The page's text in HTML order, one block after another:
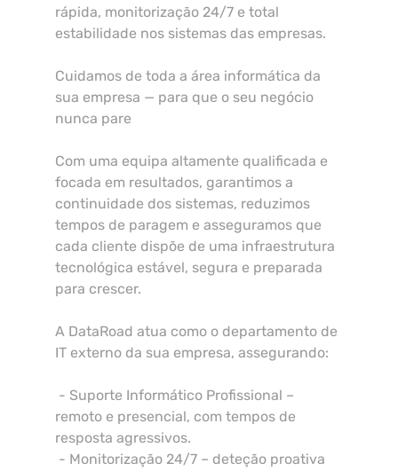
rápida, monitorização 24/7 e total
estabilidade nos sistemas das empresas.
Cuidamos de toda a área informática da
sua empresa — para que o seu negócio
nunca pare
Com uma equipa altamente qualificada e
focada em resultados, garantimos a
continuidade dos sistemas, reduzimos
tempos de paragem e asseguramos que
cada cliente dispõe de uma infraestrutura
tecnológica estável, segura e preparada
para crescer.
A DataRoad atua como o departamento de
IT externo da sua empresa, assegurando:
- Suporte Informático Profissional –
remoto e presencial, com tempos de
resposta agressivos.
- Monitorização 24/7 – deteção proativa